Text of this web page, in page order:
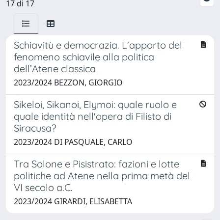
17 di 17
Schiavitù e democrazia. L’apporto del
fenomeno schiavile alla politica
dell’Atene classica
2023/2024 BEZZON, GIORGIO
Sikeloi, Sikanoi, Elymoi: quale ruolo e
quale identità nell'opera di Filisto di
Siracusa?
2023/2024 DI PASQUALE, CARLO
Tra Solone e Pisistrato: fazioni e lotte
politiche ad Atene nella prima metà del
VI secolo a.C.
2023/2024 GIRARDI, ELISABETTA